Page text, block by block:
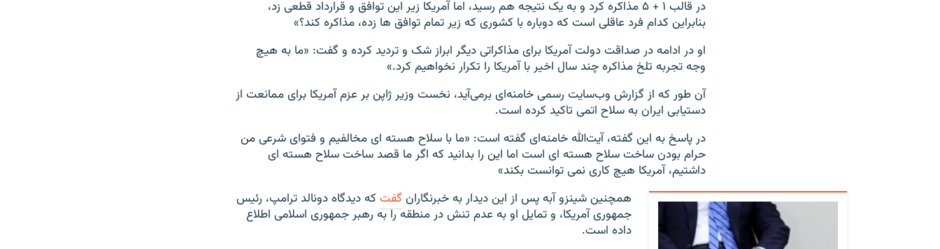
در قالب ۱ + ۵ مذاکره کرد و به یک نتیجه هم رسید، اما آمریکا زیر این توافق و قرارداد قطعی زد،
بنابراین کدام فرد عاقلی است که دوباره با کشوری که زیر تمام توافق ها زده، مذاکره کند؟»
او در ادامه در صداقت دولت آمریکا برای مذاکراتی دیگر ابراز شک و تردید کرده و گفت: «ما به هیچ
وجه تجربه تلخ مذاکره چند سال اخیر با آمریکا را تکرار نخواهیم کرد.»
آن طور که از گزارش وب‌سایت رسمی خامنه‌ای برمی‌آید، نخست وزیر ژاپن بر عزم آمریکا برای ممانعت از
دستیابی ایران به سلاح اتمی تاکید کرده است.
در پاسخ به این گفته، آیت‌الله خامنه‌ای گفته است: «ما با سلاح هسته ای مخالفیم و فتوای شرعی من
حرام بودن ساخت سلاح هسته ای است اما این را بدانید که اگر ما قصد ساخت سلاح هسته ای
داشتیم، آمریکا هیچ کاری نمی توانست بکند»
همچنین شینزو آبه پس از این دیدار به خبرنگاران گفت که دیدگاه دونالد ترامپ، رئیس
جمهوری آمریکا، و تمایل او به عدم تنش در منطقه را به رهبر جمهوری اسلامی اطلاع
داده است.